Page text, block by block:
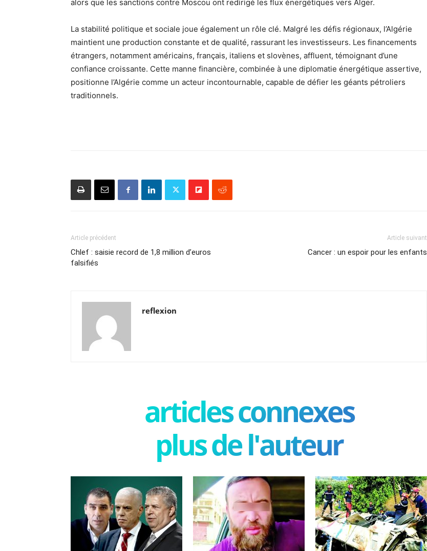
alors que les sanctions contre Moscou ont redirigé les flux énergétiques vers Alger.
La stabilité politique et sociale joue également un rôle clé. Malgré les défis régionaux, l’Algérie
maintient une production constante et de qualité, rassurant les investisseurs. Les financements
étrangers, notamment américains, français, italiens et slovènes, affluent, témoignant d’une
confiance croissante. Cette manne financière, combinée à une diplomatie énergétique assertive,
positionne l’Algérie comme un acteur incontournable, capable de défier les géants pétroliers
traditionnels.
Article précédent
Chlef : saisie record de 1,8 million d’euros
falsifiés
Article suivant
Cancer : un espoir pour les enfants
reflexion
articles connexes
plus de l'auteur